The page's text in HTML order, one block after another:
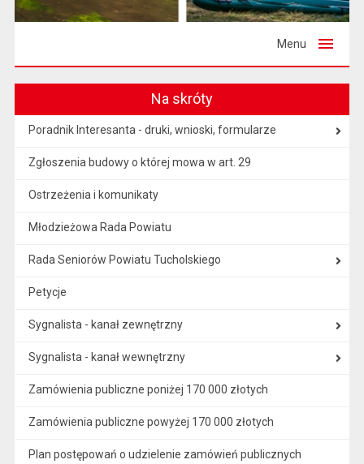
Menu
Na skróty
Poradnik Interesanta - druki, wnioski, formularze
Zgłoszenia budowy o której mowa w art. 29
Ostrzeżenia i komunikaty
Młodzieżowa Rada Powiatu
Rada Seniorów Powiatu Tucholskiego
Petycje
Sygnalista - kanał zewnętrzny
Sygnalista - kanał wewnętrzny
Zamówienia publiczne poniżej 170 000 złotych
Zamówienia publiczne powyżej 170 000 złotych
Plan postępowań o udzielenie zamówień publicznych